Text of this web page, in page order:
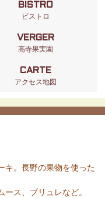
BISTRO
ビストロ
VERGER
高寺果実園
CARTE
アクセス地図
キ。長野の果物を使った
ス、ブリュレなど。